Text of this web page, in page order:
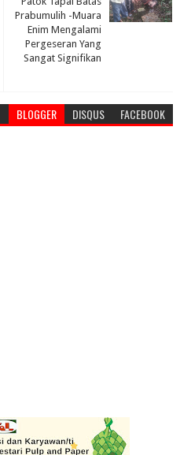
Prabumulih -Muara
Enim Mengalami
Pergeseran Yang
Sangat Signifikan
BLOGGER DISQUS FACEBOOK